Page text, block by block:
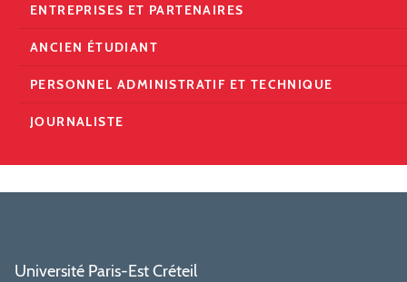
ENTREPRISES ET PARTENAIRES
ANCIEN ÉTUDIANT
PERSONNEL ADMINISTRATIF ET TECHNIQUE
JOURNALISTE
Université Paris-Est Créteil